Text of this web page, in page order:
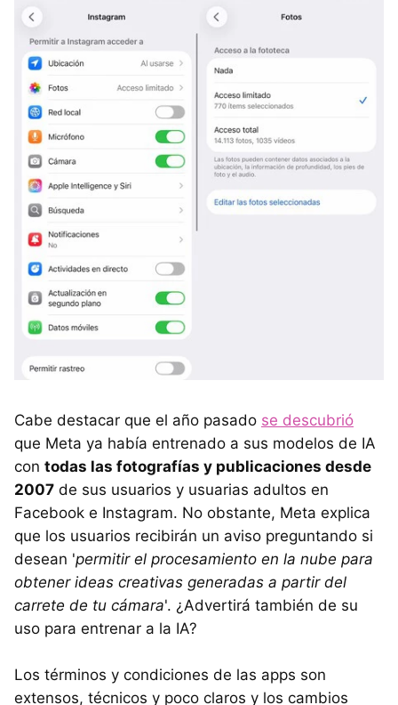
Cabe destacar que el año pasado se descubrió
que Meta ya había entrenado a sus modelos de IA
con todas las fotografías y publicaciones desde
2007 de sus usuarios y usuarias adultos en
Facebook e Instagram. No obstante, Meta explica
que los usuarios recibirán un aviso preguntando si
desean 'permitir el procesamiento en la nube para
obtener ideas creativas generadas a partir del
carrete de tu cámara'. ¿Advertirá también de su
uso para entrenar a la IA?
Los términos y condiciones de las apps son
extensos, técnicos y poco claros y los cambios